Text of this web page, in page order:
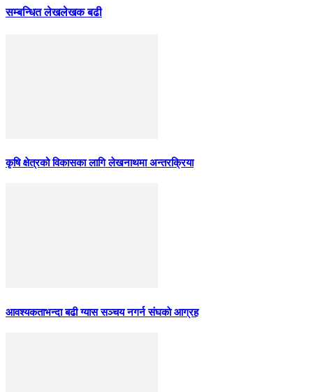
सम्बन्धित लेखलेखक बढी
कृषि क्षेत्रको विकासका लागि लेखनाथमा अन्तरक्रिया
आवश्यकताभन्दा बढी ग्यास सञ्चय नगर्न संघकाे आग्रह